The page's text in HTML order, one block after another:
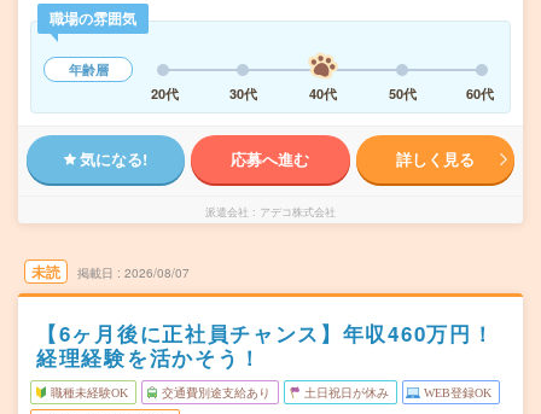
職場の雰囲気
年齢層
20代
30代 40代 50代 60代
気になる! 応募へ進む 詳しく見る
派遣会社 アデコ株式会社
未読 掲載日 2026/08/07
【6ヶ月後に正社員チャンス】年収460万円！
経理経験を活かそう！
職種未経験OK 交通費別途支給あり 土日祝日が休み WEB登録OK